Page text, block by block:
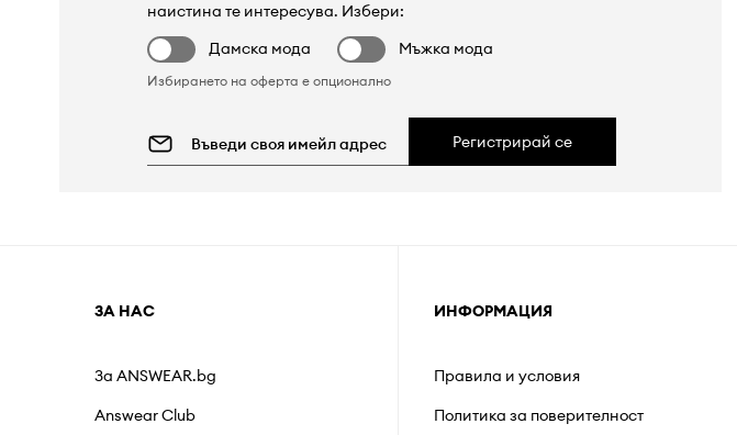
наистина те интересува. Избери:
Дамска мода
Мъжка мода
Избирането на оферта е опционално
Регистрирай се
ЗА НАС
За ANSWEAR.bg
Answear Club
ИНФОРМАЦИЯ
Правила и условия
Политика за поверителност